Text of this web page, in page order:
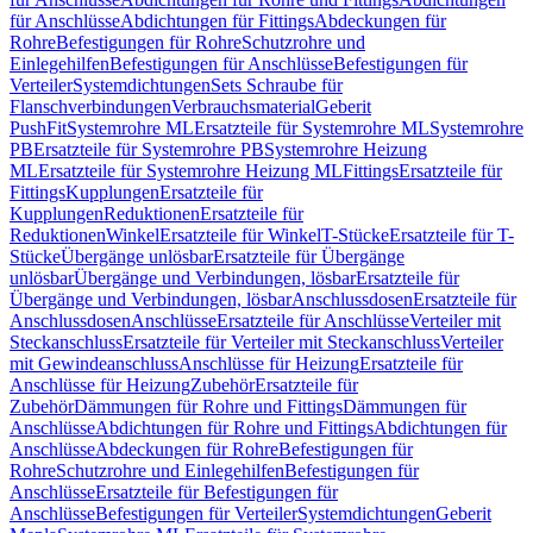
für AnschlüsseAbdichtungen für FittingsAbdeckungen für
RohreBefestigungen für RohreSchutzrohre und
EinlegehilfenBefestigungen für AnschlüsseBefestigungen für
VerteilerSystemdichtungenSets Schraube für
FlanschverbindungenVerbrauchsmaterialGeberit
PushFitSystemrohre MLErsatzteile für Systemrohre MLSystemrohre
PBErsatzteile für Systemrohre PBSystemrohre Heizung
MLErsatzteile für Systemrohre Heizung MLFittingsErsatzteile für
FittingsKupplungenErsatzteile für
KupplungenReduktionenErsatzteile für
ReduktionenWinkelErsatzteile für WinkelT-StückeErsatzteile für T-
StückeÜbergänge unlösbarErsatzteile für Übergänge
unlösbarÜbergänge und Verbindungen, lösbarErsatzteile für
Übergänge und Verbindungen, lösbarAnschlussdosenErsatzteile für
AnschlussdosenAnschlüsseErsatzteile für AnschlüsseVerteiler mit
SteckanschlussErsatzteile für Verteiler mit SteckanschlussVerteiler
mit GewindeanschlussAnschlüsse für HeizungErsatzteile für
Anschlüsse für HeizungZubehörErsatzteile für
ZubehörDämmungen für Rohre und FittingsDämmungen für
AnschlüsseAbdichtungen für Rohre und FittingsAbdichtungen für
AnschlüsseAbdeckungen für RohreBefestigungen für
RohreSchutzrohre und EinlegehilfenBefestigungen für
AnschlüsseErsatzteile für Befestigungen für
AnschlüsseBefestigungen für VerteilerSystemdichtungenGeberit